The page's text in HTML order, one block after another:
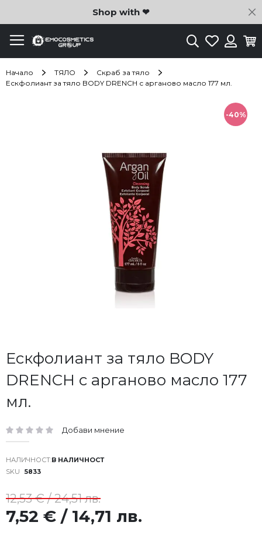
Shop with ❤
ТърсенеЛюбими
Начало ТЯЛО
Скраб за тяло
Ескфолиант за тяло BODY DRENCH с арганово масло 177 мл.
Ескфолиант за тяло BODY
DRENCH с арганово масло 177
мл.
рейтинг: Добави мнение
В НАЛИЧНОСТ
SKU
5833
7,52 € / 14,71 лв.
12,53 € / 24,51 лв.
-40%
Преминете
към
началото
на
галерия